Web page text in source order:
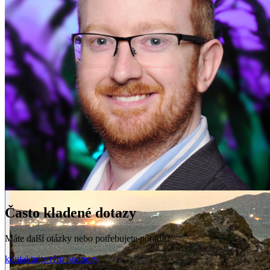
Často kladené dotazy
Máte další otázky nebo potřebujete poradit?
kontaktujte tým podpory